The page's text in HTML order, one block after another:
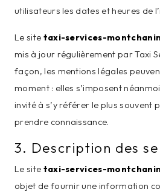
utilisateurs les dates et heures de
Le site taxi-services-
mis à jour régulièrement par Taxi
façon, les mentions légales
moment : elles s’imposent
invité à s’y référer le plus souvent
prendre connaissance.
3. Description des
Le site taxi-services-
objet de fournir une information